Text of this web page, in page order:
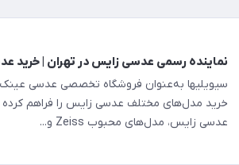
نماینده رسمی عدسی زایس در تهران | خرید
سیویلیها به‌عنوان فروشگاه تخصصی عدسی
خرید مدل‌های مختلف عدسی زایس را فراهم کرده
عدسی زایس، مدل‌های محبوب Zeiss و...